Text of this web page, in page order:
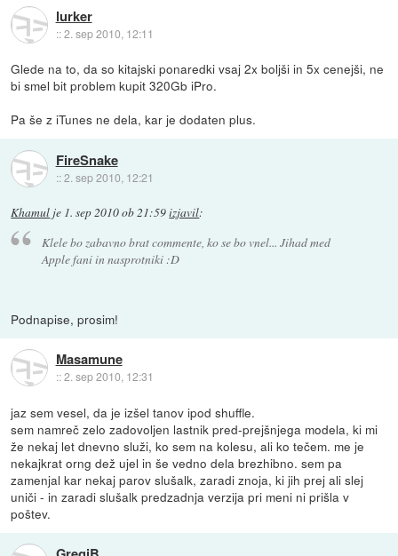
lurker
::2. sep 2010, 12:11
Glede na to, da so kitajski ponaredki vsaj 2x boljši in 5x cenejši, ne
bi smel bit problem kupit 320Gb iPro.
Pa še z iTunes ne dela, kar je dodaten plus.
FireSnake
::2. sep 2010, 12:21
Khamul je 1. sep 2010 ob 21:59izjavil:
Klele bo zabavno brat commente, ko se bo vnel... Jihad med
Apple fani in nasprotniki :D
Podnapise, prosim!
Masamune
::2. sep 2010, 12:31
jaz sem vesel, da je izšel tanov ipod shuffle.
sem namreč zelo zadovoljen lastnik pred-prejšnjega modela, ki mi
že nekaj let dnevno služi, ko sem na kolesu, ali ko tečem. me je
nekajkrat orng dež ujel in še vedno dela brezhibno. sem pa
zamenjal kar nekaj parov slušalk, zaradi znoja, ki jih prej ali slej
uniči - in zaradi slušalk predzadnja verzija pri meni ni prišla v
poštev.